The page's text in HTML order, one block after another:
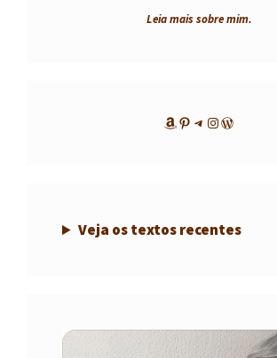
Leia mais sobre mim.
Amazon
Pinterest
Telegram
Instagram
WordPress
Veja os textos recentes